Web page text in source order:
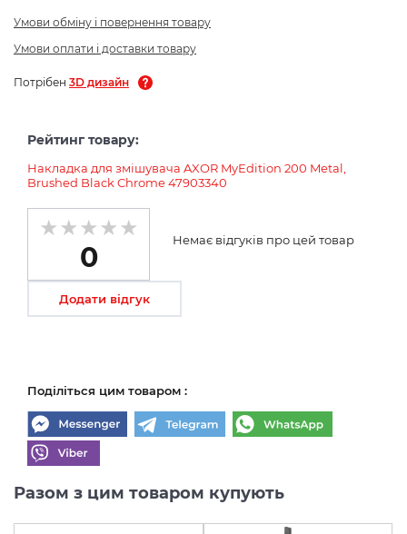
Умови обміну і повернення товару
Умови оплати і доставки товару
Потрібен 3D дизайн
Рейтинг товару:
Накладка для змішувача AXOR MyEdition 200 Metal,
Brushed Black Chrome 47903340
0
Немає відгуків про цей товар
Додати відгук
Поділіться цим товаром :
Разом з цим товаром купують